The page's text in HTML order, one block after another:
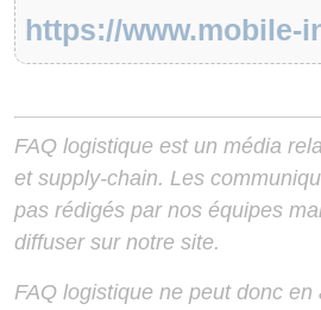
https://www.mobile-
FAQ logistique est un média
et supply-chain. Les
pas rédigés par nos équipes
diffuser sur notre site.
FAQ logistique ne peut donc